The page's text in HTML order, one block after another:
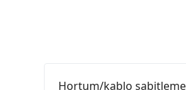
Hortum/kablo sabitleme